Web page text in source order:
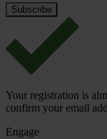
Your registration is
confirm your email
Engage